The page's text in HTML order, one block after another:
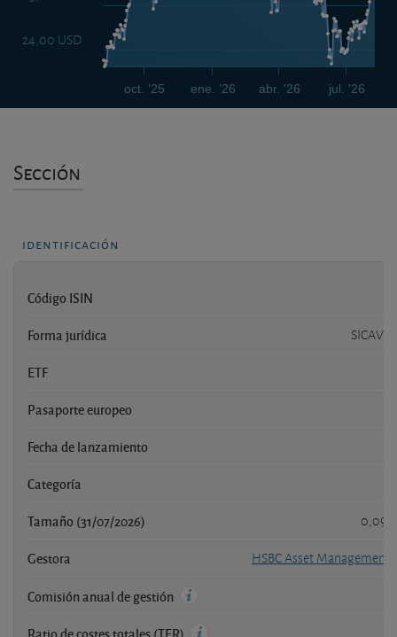
ene. '26 jul. '26
oct. '25 abr. '26
24,00 USD
Sección
identificación
Código ISIN
Forma jurídica SICAV
ETF
Pasaporte europeo
Fecha de lanzamiento
Categoría
Tamaño (31/07/2026) 0,090
Gestora HSBC Asset
Comisión anual de gestión
Ratio de costes totales (TER)